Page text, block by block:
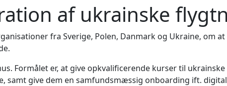
af ukrainske
fra Sverige, Polen, Danmark og Ukraine, om
Formålet er, at give opkvalificerende kurser til
samt give dem en samfundsmæssig onboarding ift.